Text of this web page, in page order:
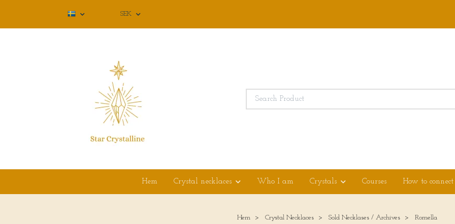
SEK
Hem Crystal necklaces Who I am Crystals Courses How to
Hem Crystal Necklaces Sold Necklases / Archives Romella